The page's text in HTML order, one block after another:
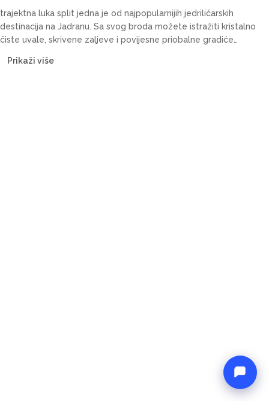
trajektna luka split jedna je od najpopularnijih jedriličarskih
destinacija na Jadranu. Sa svog broda možete istražiti kristalno
čiste uvale, skrivene zaljeve i povijesne priobalne gradiće
motorne jahte i gulete — s posadom ili bareboat, za svaki budžet.
Prikaži više